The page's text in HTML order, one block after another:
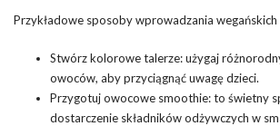
Przykładowe sposoby wprowadzania
Stwórz kolorowe talerze: użygaj
owoców, aby przyciągnąć uwagę dzieci.
Przygotuj owocowe smoothie: to świetny
dostarczenie składników odżywczych w